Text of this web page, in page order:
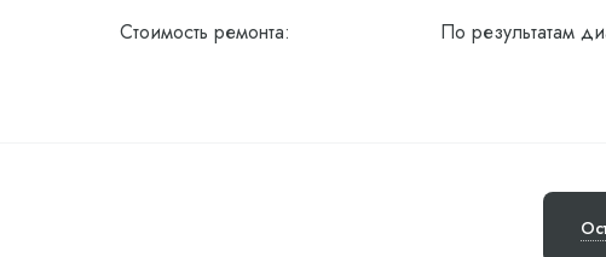
Стоимость ремонта: По результатам